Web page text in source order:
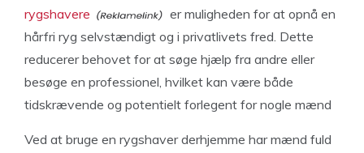
rygshavere
er muligheden for at opnå en
hårfri ryg selvstændigt og i privatlivets fred. Dette
reducerer behovet for at søge hjælp fra andre eller
besøge en professionel, hvilket kan være både
tidskrævende og potentielt forlegent for nogle mænd
Ved at bruge en rygshaver derhjemme har mænd fuld